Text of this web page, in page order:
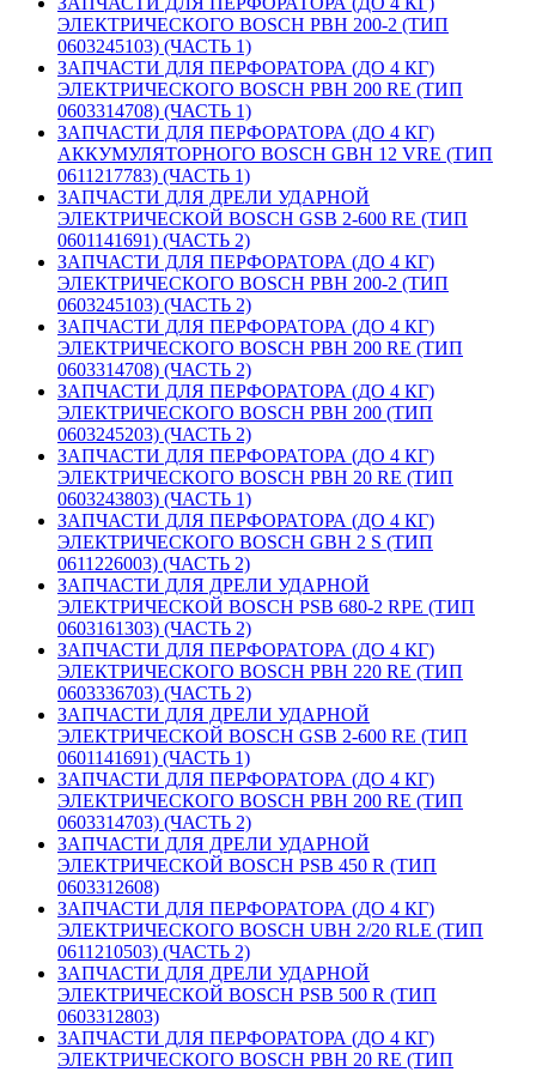
ЭЛЕКТРИЧЕСКОГО BOSCH PBH 200-2 (ТИП
0603245103) (ЧАСТЬ 1)
ЗАПЧАСТИ ДЛЯ ПЕРФОРАТОРА (ДО 4 КГ)
ЭЛЕКТРИЧЕСКОГО BOSCH PBH 200 RE (ТИП
0603314708) (ЧАСТЬ 1)
ЗАПЧАСТИ ДЛЯ ПЕРФОРАТОРА (ДО 4 КГ)
АККУМУЛЯТОРНОГО BOSCH GBH 12 VRE (ТИП
0611217783) (ЧАСТЬ 1)
ЗАПЧАСТИ ДЛЯ ДРЕЛИ УДАРНОЙ
ЭЛЕКТРИЧЕСКОЙ BOSCH GSB 2-600 RE (ТИП
0601141691) (ЧАСТЬ 2)
ЗАПЧАСТИ ДЛЯ ПЕРФОРАТОРА (ДО 4 КГ)
ЭЛЕКТРИЧЕСКОГО BOSCH PBH 200-2 (ТИП
0603245103) (ЧАСТЬ 2)
ЗАПЧАСТИ ДЛЯ ПЕРФОРАТОРА (ДО 4 КГ)
ЭЛЕКТРИЧЕСКОГО BOSCH PBH 200 RE (ТИП
0603314708) (ЧАСТЬ 2)
ЗАПЧАСТИ ДЛЯ ПЕРФОРАТОРА (ДО 4 КГ)
ЭЛЕКТРИЧЕСКОГО BOSCH PBH 200 (ТИП
0603245203) (ЧАСТЬ 2)
ЗАПЧАСТИ ДЛЯ ПЕРФОРАТОРА (ДО 4 КГ)
ЭЛЕКТРИЧЕСКОГО BOSCH PBH 20 RE (ТИП
0603243803) (ЧАСТЬ 1)
ЗАПЧАСТИ ДЛЯ ПЕРФОРАТОРА (ДО 4 КГ)
ЭЛЕКТРИЧЕСКОГО BOSCH GBH 2 S (ТИП
0611226003) (ЧАСТЬ 2)
ЗАПЧАСТИ ДЛЯ ДРЕЛИ УДАРНОЙ
ЭЛЕКТРИЧЕСКОЙ BOSCH PSB 680-2 RPE (ТИП
0603161303) (ЧАСТЬ 2)
ЗАПЧАСТИ ДЛЯ ПЕРФОРАТОРА (ДО 4 КГ)
ЭЛЕКТРИЧЕСКОГО BOSCH PBH 220 RE (ТИП
0603336703) (ЧАСТЬ 2)
ЗАПЧАСТИ ДЛЯ ДРЕЛИ УДАРНОЙ
ЭЛЕКТРИЧЕСКОЙ BOSCH GSB 2-600 RE (ТИП
0601141691) (ЧАСТЬ 1)
ЗАПЧАСТИ ДЛЯ ПЕРФОРАТОРА (ДО 4 КГ)
ЭЛЕКТРИЧЕСКОГО BOSCH PBH 200 RE (ТИП
0603314703) (ЧАСТЬ 2)
ЗАПЧАСТИ ДЛЯ ДРЕЛИ УДАРНОЙ
ЭЛЕКТРИЧЕСКОЙ BOSCH PSB 450 R (ТИП
0603312608)
ЗАПЧАСТИ ДЛЯ ПЕРФОРАТОРА (ДО 4 КГ)
ЭЛЕКТРИЧЕСКОГО BOSCH UBH 2/20 RLE (ТИП
0611210503) (ЧАСТЬ 2)
ЗАПЧАСТИ ДЛЯ ДРЕЛИ УДАРНОЙ
ЭЛЕКТРИЧЕСКОЙ BOSCH PSB 500 R (ТИП
0603312803)
ЗАПЧАСТИ ДЛЯ ПЕРФОРАТОРА (ДО 4 КГ)
ЭЛЕКТРИЧЕСКОГО BOSCH PBH 20 RE (ТИП